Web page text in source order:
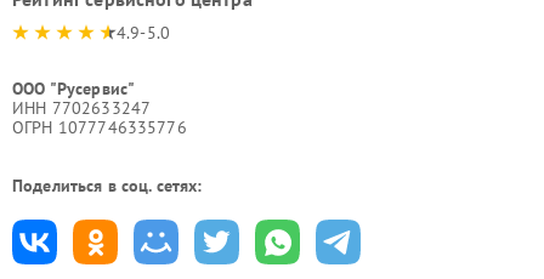
4.9-5.0
ООО "Русервис"
ИНН 7702633247
ОГРН 1077746335776
Поделиться в соц. сетях: